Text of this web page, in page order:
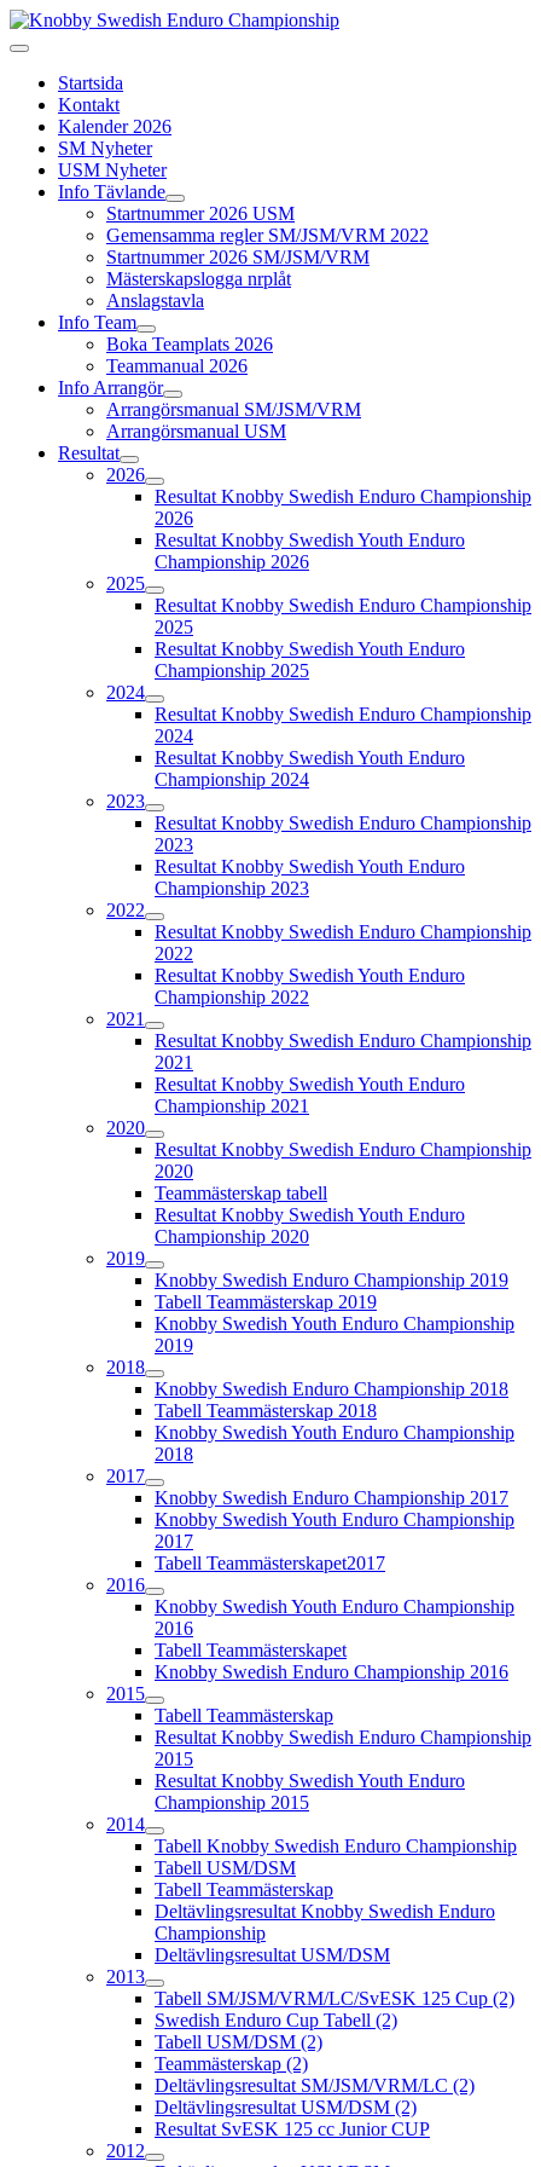
Startsida
Kontakt
Kalender 2026
SM Nyheter
USM Nyheter
Info Tävlande
Startnummer 2026 USM
Gemensamma regler SM/JSM/VRM 2022
Startnummer 2026 SM/JSM/VRM
Mästerskapslogga nrplåt
Anslagstavla
Info Team
Boka Teamplats 2026
Teammanual 2026
Info Arrangör
Arrangörsmanual SM/JSM/VRM
Arrangörsmanual USM
Resultat
2026
Resultat Knobby Swedish Enduro Championship
2026
Resultat Knobby Swedish Youth Enduro
Championship 2026
2025
Resultat Knobby Swedish Enduro Championship
2025
Resultat Knobby Swedish Youth Enduro
Championship 2025
2024
Resultat Knobby Swedish Enduro Championship
2024
Resultat Knobby Swedish Youth Enduro
Championship 2024
2023
Resultat Knobby Swedish Enduro Championship
2023
Resultat Knobby Swedish Youth Enduro
Championship 2023
2022
Resultat Knobby Swedish Enduro Championship
2022
Resultat Knobby Swedish Youth Enduro
Championship 2022
2021
Resultat Knobby Swedish Enduro Championship
2021
Resultat Knobby Swedish Youth Enduro
Championship 2021
2020
Resultat Knobby Swedish Enduro Championship
2020
Teammästerskap tabell
Resultat Knobby Swedish Youth Enduro
Championship 2020
2019
Knobby Swedish Enduro Championship 2019
Tabell Teammästerskap 2019
Knobby Swedish Youth Enduro Championship
2019
2018
Knobby Swedish Enduro Championship 2018
Tabell Teammästerskap 2018
Knobby Swedish Youth Enduro Championship
2018
2017
Knobby Swedish Enduro Championship 2017
Knobby Swedish Youth Enduro Championship
2017
Tabell Teammästerskapet2017
2016
Knobby Swedish Youth Enduro Championship
2016
Tabell Teammästerskapet
Knobby Swedish Enduro Championship 2016
2015
Tabell Teammästerskap
Resultat Knobby Swedish Enduro Championship
2015
Resultat Knobby Swedish Youth Enduro
Championship 2015
2014
Tabell Knobby Swedish Enduro Championship
Tabell USM/DSM
Tabell Teammästerskap
Deltävlingsresultat Knobby Swedish Enduro
Championship
Deltävlingsresultat USM/DSM
2013
Tabell SM/JSM/VRM/LC/SvESK 125 Cup (2)
Swedish Enduro Cup Tabell (2)
Tabell USM/DSM (2)
Teammästerskap (2)
Deltävlingsresultat SM/JSM/VRM/LC (2)
Deltävlingsresultat USM/DSM (2)
Resultat SvESK 125 cc Junior CUP
2012